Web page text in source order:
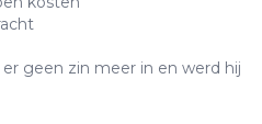
geen zin meer in en werd hij